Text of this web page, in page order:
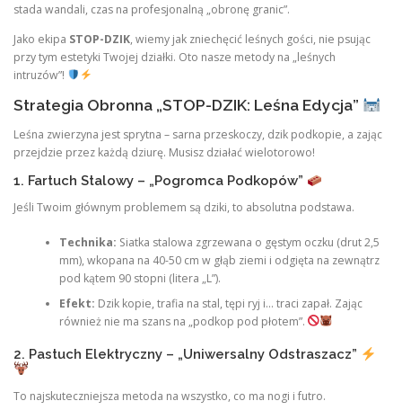
stada wandali, czas na profesjonalną „obronę granic”.
Jako ekipa STOP-DZIK, wiemy jak zniechęcić leśnych gości, nie psując
przy tym estetyki Twojej działki. Oto nasze metody na „leśnych
intruzów”!
Strategia Obronna „STOP-DZIK: Leśna Edycja”
Leśna zwierzyna jest sprytna – sarna przeskoczy, dzik podkopie, a zając
przejdzie przez każdą dziurę. Musisz działać wielotorowo!
1. Fartuch Stalowy – „Pogromca Podkopów”
Jeśli Twoim głównym problemem są dziki, to absolutna podstawa.
Technika: Siatka stalowa zgrzewana o gęstym oczku (drut 2,5
mm), wkopana na 40-50 cm w głąb ziemi i odgięta na zewnątrz
pod kątem 90 stopni (litera „L”).
Efekt: Dzik kopie, trafia na stal, tępi ryj i… traci zapał. Zając
również nie ma szans na „podkop pod płotem”.
2. Pastuch Elektryczny – „Uniwersalny Odstraszacz”
To najskuteczniejsza metoda na wszystko, co ma nogi i futro.